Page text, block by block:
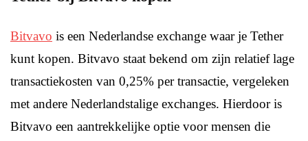
Bitvavo is een Nederlandse exchange waar je Tether
kunt kopen. Bitvavo staat bekend om zijn relatief lage
transactiekosten van 0,25% per transactie, vergeleken
met andere Nederlandstalige exchanges. Hierdoor is
Bitvavo een aantrekkelijke optie voor mensen die